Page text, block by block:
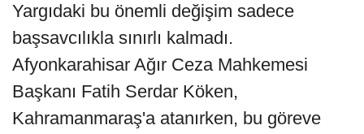
Yargıdaki bu önemli değişim sadece
başsavcılıkla sınırlı kalmadı.
Afyonkarahisar Ağır Ceza Mahkemesi
Başkanı Fatih Serdar Köken,
Kahramanmaraş'a atanırken, bu göreve